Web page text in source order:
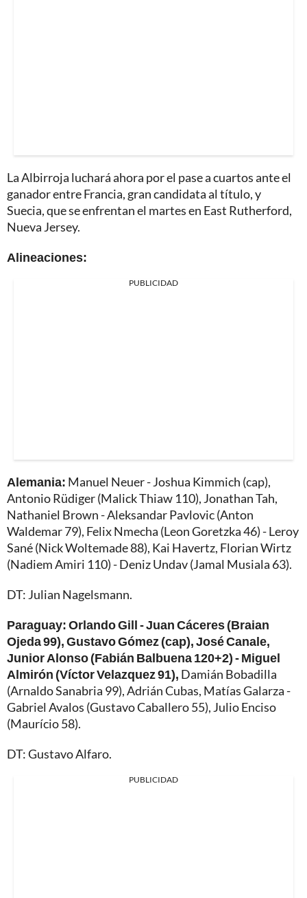
La Albirroja luchará ahora por el pase a cuartos ante el
ganador entre Francia, gran candidata al título, y
Suecia, que se enfrentan el martes en East Rutherford,
Nueva Jersey.
Alineaciones:
PUBLICIDAD
Alemania: Manuel Neuer - Joshua Kimmich (cap),
Antonio Rüdiger (Malick Thiaw 110), Jonathan Tah,
Nathaniel Brown - Aleksandar Pavlovic (Anton
Waldemar 79), Felix Nmecha (Leon Goretzka 46) - Leroy
Sané (Nick Woltemade 88), Kai Havertz, Florian Wirtz
(Nadiem Amiri 110) - Deniz Undav (Jamal Musiala 63).
DT: Julian Nagelsmann.
Paraguay:Orlando Gill - Juan Cáceres (Braian
Ojeda 99), Gustavo Gómez (cap), José Canale,
Junior Alonso (Fabián Balbuena 120+2) - Miguel
Almirón (Víctor Velazquez 91), Damián Bobadilla
(Arnaldo Sanabria 99), Adrián Cubas, Matías Galarza -
Gabriel Avalos (Gustavo Caballero 55), Julio Enciso
(Maurício 58).
DT: Gustavo Alfaro.
PUBLICIDAD